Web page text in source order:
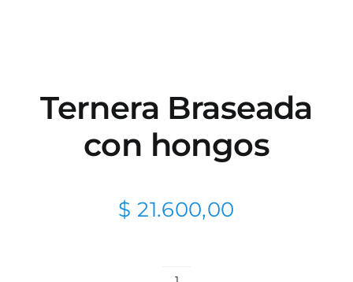
Preguntas
Ternera Braseada
con hongos
$ 21.600,00